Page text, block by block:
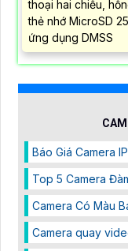
thoại hai chiều,
thẻ nhớ MicroSD
ứng dụng DMSS
Báo Giá Camera
Top 5 Camera
Camera Có Màu
Camera quay